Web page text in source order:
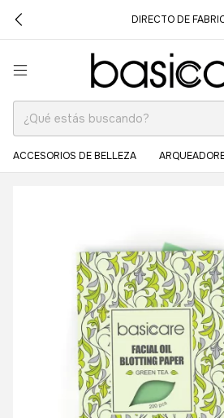
DIRECTO DE
ACCESORIOS DE BELLEZA